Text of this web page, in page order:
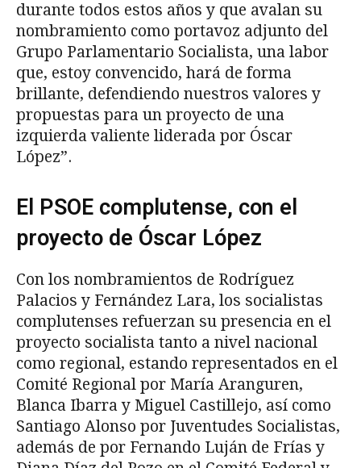
durante todos estos años y que avalan su
nombramiento como portavoz adjunto del
Grupo Parlamentario Socialista, una labor
que, estoy convencido, hará de forma
brillante, defendiendo nuestros valores y
propuestas para un proyecto de una
izquierda valiente liderada por Óscar
López”.
El PSOE complutense, con el
proyecto de Óscar López
Con los nombramientos de Rodríguez
Palacios y Fernández Lara, los socialistas
complutenses refuerzan su presencia en el
proyecto socialista tanto a nivel nacional
como regional, estando representados en el
Comité Regional por María Aranguren,
Blanca Ibarra y Miguel Castillejo, así como
Santiago Alonso por Juventudes Socialistas,
además de por Fernando Luján de Frías y